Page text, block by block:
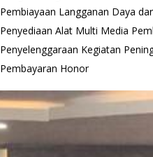
Pembiayaan Langganan Daya
Penyediaan Alat Multi Media
Penyelenggaraan Kegiatan
Pembayaran Honor